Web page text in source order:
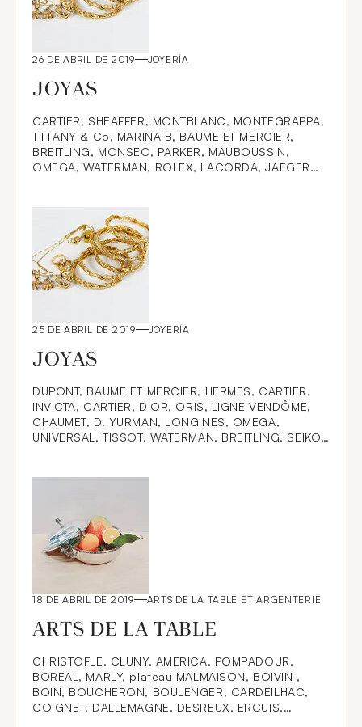
26 DE ABRIL DE 2019 JOYERÍA
JOYAS
CARTIER, SHEAFFER, MONTBLANC, MONTEGRAPPA,
TIFFANY & Co, MARINA B, BAUME ET MERCIER,
BREITLING, MONSEO, PARKER, MAUBOUSSIN,
OMEGA, WATERMAN, ROLEX, LACORDA, JAEGER
25 DE ABRIL DE 2019 JOYERÍA
JOYAS
DUPONT, BAUME ET MERCIER, HERMES, CARTIER,
INVICTA, CARTIER, DIOR, ORIS, LIGNE VENDÔME,
CHAUMET, D. YURMAN, LONGINES, OMEGA,
UNIVERSAL, TISSOT, WATERMAN, BREITLING, SEIKO,
18 DE ABRIL DE 2019 ARTS DE LA TABLE ET ARGENTERIE
ARTS DE LA TABLE
CHRISTOFLE, CLUNY, AMERICA, POMPADOUR,
BOREAL, MARLY, plateau MALMAISON, BOIVIN ,
BOIN, BOUCHERON, BOULENGER, CARDEILHAC,
COIGNET, DALLEMAGNE, DESREUX, ERCUIS,